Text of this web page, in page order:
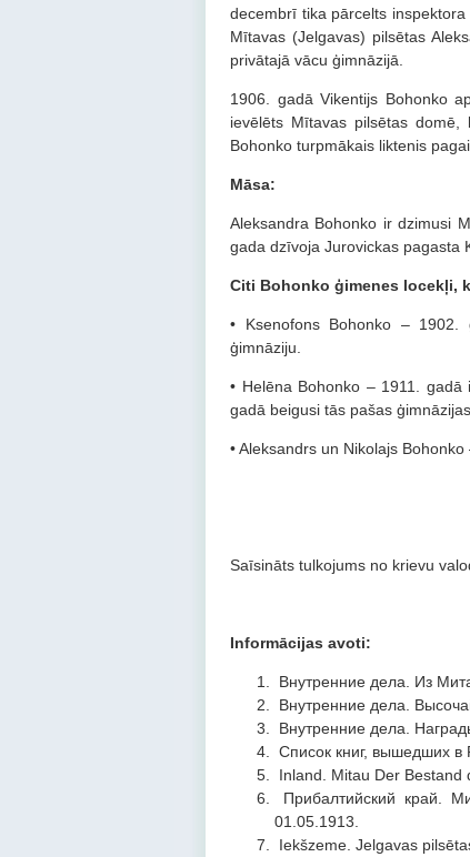
decembrī tika pārcelts
Mītavas (Jelgavas) pilsētas
privātajā vācu ģimnāzijā.
1906. gadā Vikentijs Bohonko
ievēlēts Mītavas pilsētas
Bohonko turpmākais liktenis
Māsa:
Aleksandra Bohonko ir dzimusi
gada dzīvoja Jurovickas pagasta
Citi Bohonko ģimenes locekļi,
• Ksenofons Bohonko –
ģimnāziju.
• Helēna Bohonko – 1911.
gadā beigusi tās pašas
• Aleksandrs un Nikolajs
Saīsināts tulkojums no krievu
Informācijas avoti:
Внутренние дела. Из
Внутренние дела.
Внутренние дела.
Список книг, вышедших в
Inland. Mitau Der
Прибалтийский край.
01.05.1913.
Iekšzeme. Jelgavas